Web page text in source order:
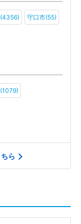
ＮＰＯ法人(34)
守口市(55)
ら